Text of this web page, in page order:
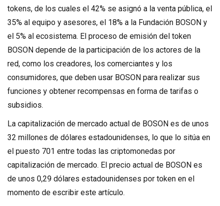
tokens, de los cuales el 42% se asignó a la venta pública, el
35% al equipo y asesores, el 18% a la Fundación BOSON y
el 5% al ecosistema. El proceso de emisión del token
BOSON depende de la participación de los actores de la
red, como los creadores, los comerciantes y los
consumidores, que deben usar BOSON para realizar sus
funciones y obtener recompensas en forma de tarifas o
subsidios.
La capitalización de mercado actual de BOSON es de unos
32 millones de dólares estadounidenses, lo que lo sitúa en
el puesto 701 entre todas las criptomonedas por
capitalización de mercado. El precio actual de BOSON es
de unos 0,29 dólares estadounidenses por token en el
momento de escribir este artículo.